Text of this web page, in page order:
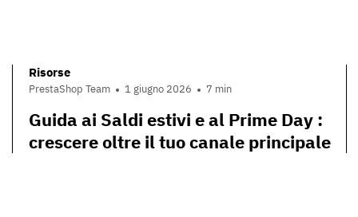
Risorse
PrestaShop Team 1 giugno 2026 7 min
Guida ai Saldi estivi e al Prime Day :
crescere oltre il tuo canale principale